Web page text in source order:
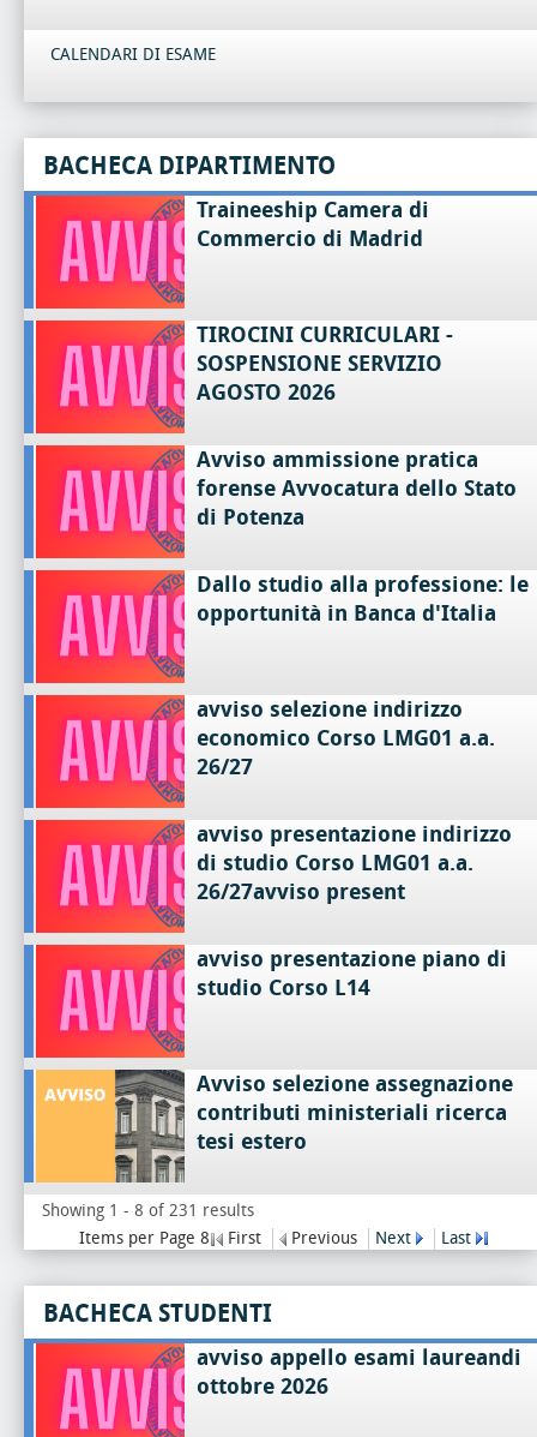
CALENDARI DI ESAME
BACHECA DIPARTIMENTO
Traineeship Camera di
Commercio di Madrid
TIROCINI CURRICULARI -
SOSPENSIONE SERVIZIO
AGOSTO 2026
Avviso ammissione pratica
forense Avvocatura dello Stato
di Potenza
Dallo studio alla professione: le
opportunità in Banca d'Italia
avviso selezione indirizzo
economico Corso LMG01 a.a.
26/27
avviso presentazione indirizzo
di studio Corso LMG01 a.a.
26/27avviso present
avviso presentazione piano di
studio Corso L14
Avviso selezione assegnazione
contributi ministeriali ricerca
tesi estero
Showing 1 - 8 of 231 results
Items per Page 8
First Previous Next Last
BACHECA STUDENTI
avviso appello esami laureandi
ottobre 2026